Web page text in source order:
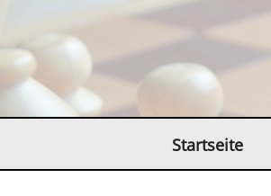
Zum
Inhalt
springen
Startseite